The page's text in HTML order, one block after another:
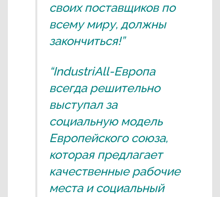
своих поставщиков по
всему миру, должны
закончиться!”
“IndustriAll-Европа
всегда решительно
выступал за
социальную модель
Европейского союза,
которая предлагает
качественные рабочие
места и социальный